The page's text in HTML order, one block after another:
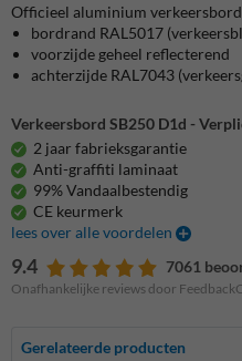
Officieel aluminium
bordrand RAL5017
voorzijde geheel reflecterend
achterzijde RAL7043
Verkeersbord SB250 D1d -
2 jaar fabrieksgarantie
Anti-graffiti laminaat
99% Vandaalbestendig
CE keurmerk
lees over alle voordelen
9.4 7061
Onafhankelijke reviews door
Gerelateerde producten